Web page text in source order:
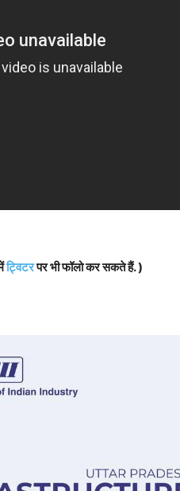
ट्विटरपर भी फॉलो कर सकते हैं. )